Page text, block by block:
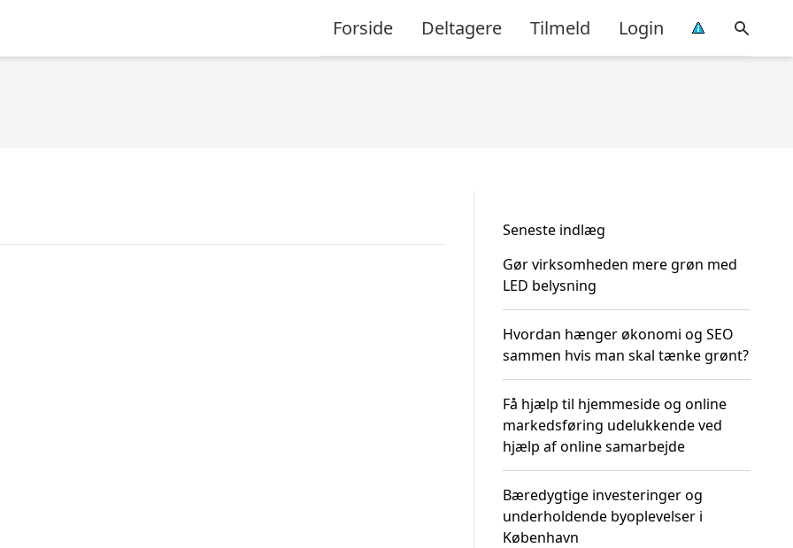
Forside Deltagere Tilmeld Login
Seneste indlæg
Gør virksomheden mere grøn med
LED belysning
Hvordan hænger økonomi og SEO
sammen hvis man skal tænke grønt?
Få hjælp til hjemmeside og online
markedsføring udelukkende ved
hjælp af online samarbejde
Bæredygtige investeringer og
underholdende byoplevelser i
København